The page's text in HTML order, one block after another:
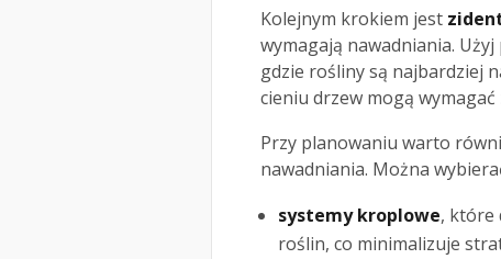
Kolejnym krokiem jest
wymagają nawadniania.
gdzie rośliny są najbardziej
cieniu drzew mogą
Przy planowaniu warto
nawadniania. Można
systemy kroplowe, które
roślin, co minimalizuje